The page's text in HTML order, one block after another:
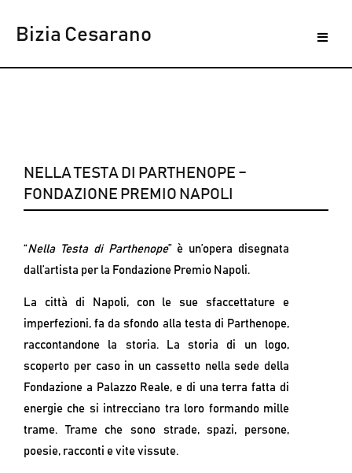
Bizia Cesarano
NELLA TESTA DI PARTHENOPE –
FONDAZIONE PREMIO NAPOLI
“Nella Testa di Parthenope” è un’opera disegnata
dall’artista per la Fondazione Premio Napoli.
La città di Napoli, con le sue sfaccettature e
imperfezioni, fa da sfondo alla testa di Parthenope,
raccontandone la storia. La storia di un logo,
scoperto per caso in un cassetto nella sede della
Fondazione a Palazzo Reale, e di una terra fatta di
energie che si intrecciano tra loro formando mille
trame. Trame che sono strade, spazi, persone,
poesie, racconti e vite vissute.